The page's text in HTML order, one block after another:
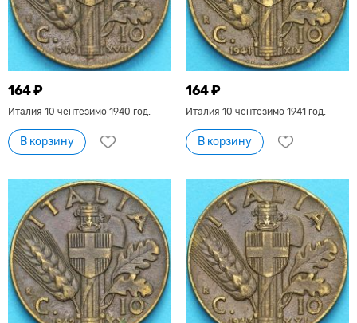
164 ₽
Италия 10 чентезимо 1940 год.
В корзину
164 ₽
Италия 10 чентезимо 1941 год.
В корзину